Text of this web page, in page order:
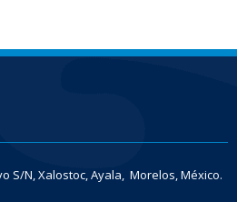
S/N, Xalostoc, Ayala, Morelos, México.